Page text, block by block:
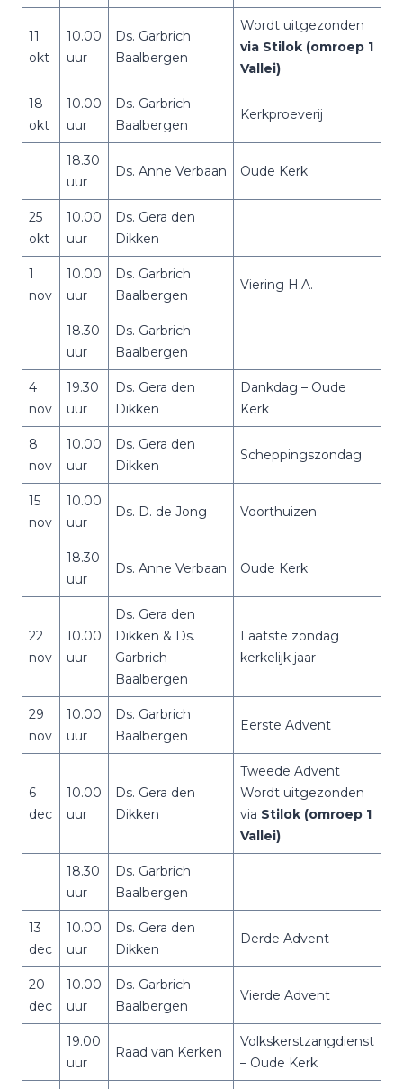
11
okt
10.00
uur
Ds. Garbrich
Baalbergen
Wordt uitgezonden
via Stilok (omroep 1
Vallei)
18
okt
10.00
uur
Ds. Garbrich
Baalbergen
Kerkproeverij
18.30
uur
Ds. Anne Verbaan Oude Kerk
25
okt
10.00
uur
Ds. Gera den
Dikken
1
nov
10.00
uur
Ds. Garbrich
Baalbergen
Viering H.A.
18.30
uur
Ds. Garbrich
Baalbergen
4
nov
19.30
uur
Ds. Gera den
Dikken
Dankdag – Oude
Kerk
8
nov
10.00
uur
Ds. Gera den
Dikken
Scheppingszondag
15
nov
10.00
uur
Ds. D. de Jong Voorthuizen
18.30
uur
Ds. Anne Verbaan Oude Kerk
22
nov
10.00
uur
Ds. Gera den
Dikken & Ds.
Garbrich
Baalbergen
Laatste zondag
kerkelijk jaar
29
nov
10.00
uur
Ds. Garbrich
Baalbergen
Eerste Advent
6
dec
10.00
uur
Ds. Gera den
Dikken
Tweede Advent
Wordt uitgezonden
via Stilok (omroep 1
Vallei)
18.30
uur
Ds. Garbrich
Baalbergen
13
dec
10.00
uur
Ds. Gera den
Dikken
Derde Advent
20
dec
10.00
uur
Ds. Garbrich
Baalbergen
Vierde Advent
19.00
uur
Raad van Kerken
Volkskerstzangdienst
– Oude Kerk